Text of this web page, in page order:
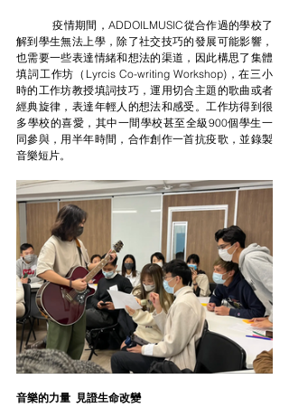
	疫情期間，ADDOILMUSIC從合作過的學校了
解到學生無法上學，除了社交技巧的發展可能影響，
也需要一些表達情緒和想法的渠道，因此構思了集體
填詞工作坊（Lyrcis Co-writing Workshop)，在三小
時的工作坊教授填詞技巧，運用切合主題的歌曲或者
經典旋律，表達年輕人的想法和感受。工作坊得到很
多學校的喜愛，其中一間學校甚至全級900個學生一
同參與，用半年時間，合作創作一首抗疫歌，並錄製
音樂短片。
音樂的力量  見證生命改變